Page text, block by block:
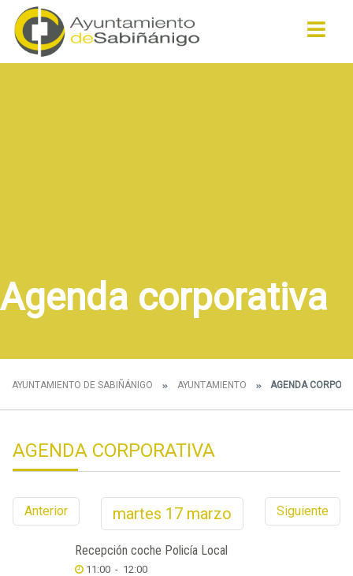
Agenda corporativa
AYUNTAMIENTO DE SABIÑÁNIGO AYUNTAMIENTO AGENDA
AGENDA CORPORATIVA
Anterior martes 17 marzo Siguiente
Recepción coche Policía Local
11:00 - 12:00